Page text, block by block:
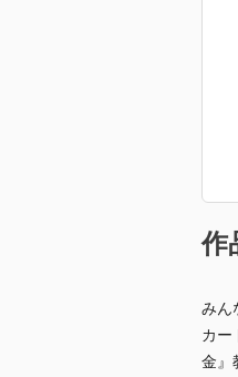
作
みん
カー
金』